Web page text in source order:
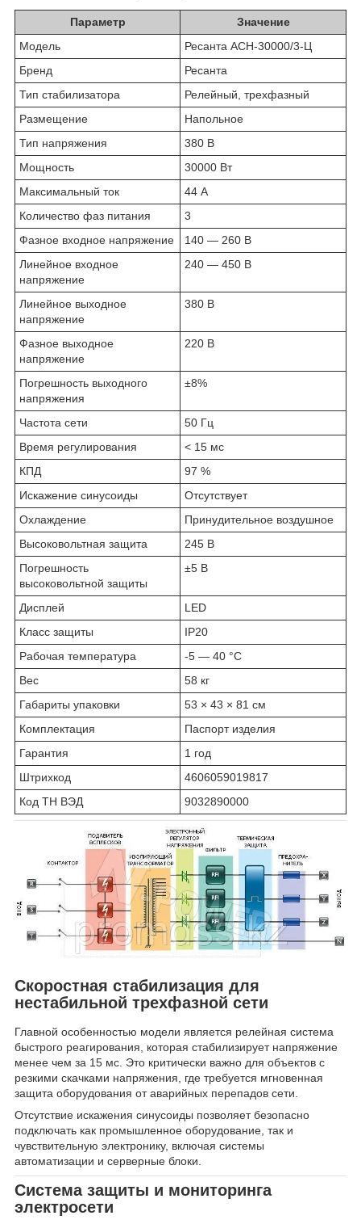
Параметр
Значение
Модель
Ресанта АСН-30000/3-Ц
Бренд
Ресанта
Тип стабилизатора
Релейный, трехфазный
Размещение
Напольное
Тип напряжения
380 В
Мощность
30000 Вт
Максимальный ток
44 А
Количество фаз питания
3
Фазное входное напряжение
140 — 260 В
Линейное входное
напряжение
240 — 450 В
Линейное выходное
напряжение
380 В
Фазное выходное
напряжение
220 В
Погрешность выходного
напряжения
±8%
Частота сети
50 Гц
Время регулирования
< 15 мс
КПД
97 %
Искажение синусоиды
Отсутствует
Охлаждение
Принудительное воздушное
Высоковольтная защита
245 В
Погрешность
высоковольтной защиты
±5 В
Дисплей
LED
Класс защиты
IP20
Рабочая температура
-5 — 40 °C
Вес
58 кг
Габариты упаковки
53 × 43 × 81 см
Комплектация
Паспорт изделия
Гарантия
1 год
Штрихкод
4606059019817
Код ТН ВЭД
9032890000
Скоростная стабилизация для
нестабильной трехфазной сети
Главной особенностью модели является релейная система
быстрого реагирования, которая стабилизирует напряжение
менее чем за 15 мс. Это критически важно для объектов с
резкими скачками напряжения, где требуется мгновенная
защита оборудования от аварийных перепадов сети.
Отсутствие искажения синусоиды позволяет безопасно
подключать как промышленное оборудование, так и
чувствительную электронику, включая системы
автоматизации и серверные блоки.
Система защиты и мониторинга
электросети